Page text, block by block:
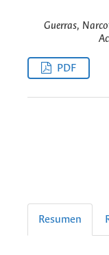
Guerras,
PDF
Resumen